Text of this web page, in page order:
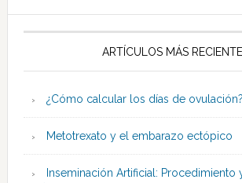
ARTÍCULOS MÁS
¿Cómo calcular los días de ovulación?
Metotrexato y el embarazo ectópico
Inseminación Artificial: Procedimiento